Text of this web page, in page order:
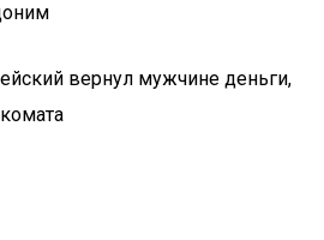
вернул мужчине деньги,